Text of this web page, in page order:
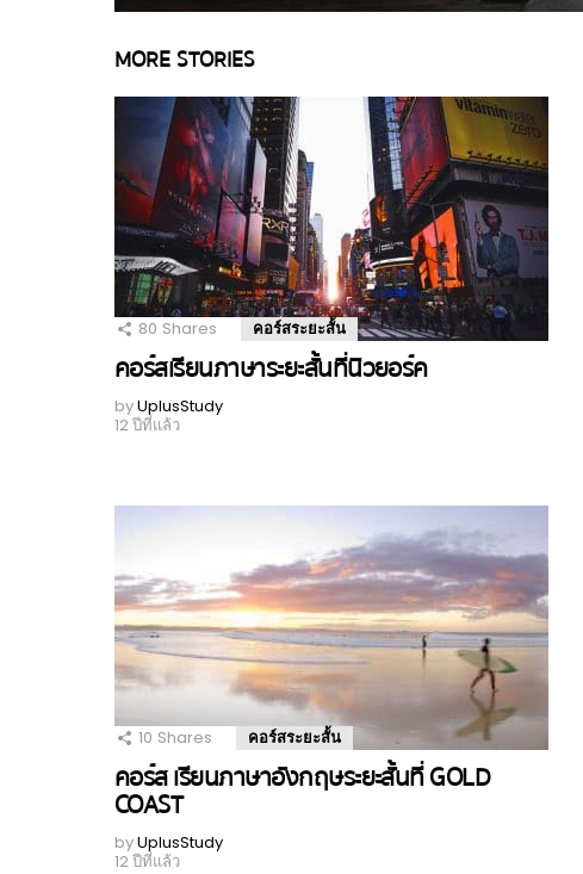
MORE STORIES
80 Shares คอร์สระยะสั้น
คอร์สเรียนภาษาระยะสั้นที่นิวยอร์ค
byUplusStudy
12 ปีที่แล้ว
10 Shares คอร์สระยะสั้น
คอร์ส เรียนภาษาอังกฤษระยะสั้นที่ GOLD
COAST
byUplusStudy
12 ปีที่แล้ว